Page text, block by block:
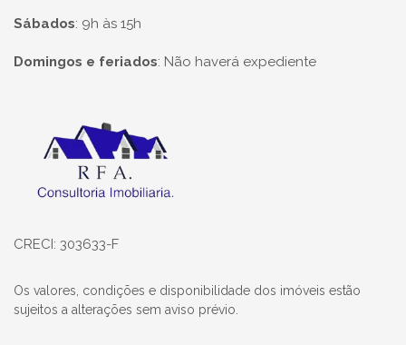
Sábados: 9h às 15h
Domingos e feriados: Não haverá expediente
Página inicial
CRECI: 303633-F
Os valores, condições e disponibilidade dos imóveis estão
sujeitos a alterações sem aviso prévio.